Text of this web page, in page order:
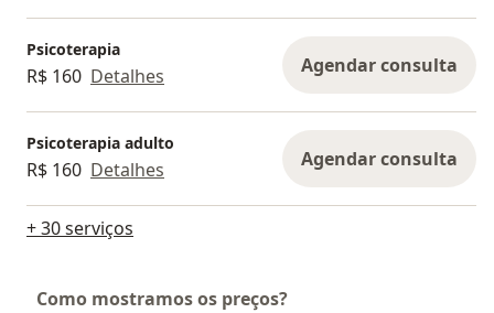
Psicoterapia
R$ 160 Detalhes Agendar consulta
Psicoterapia adulto
R$ 160 Detalhes Agendar consulta
+ 30 serviços
Como mostramos os preços?